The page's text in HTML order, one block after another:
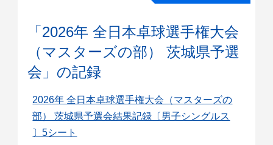
「2026年 全日本卓球選手権大会
（マスターズの部） 茨城県予選
会」の記録
2026年 全日本卓球選手権大会（マスターズの
部） 茨城県予選会結果記録〔男子シングルス
〕5シート